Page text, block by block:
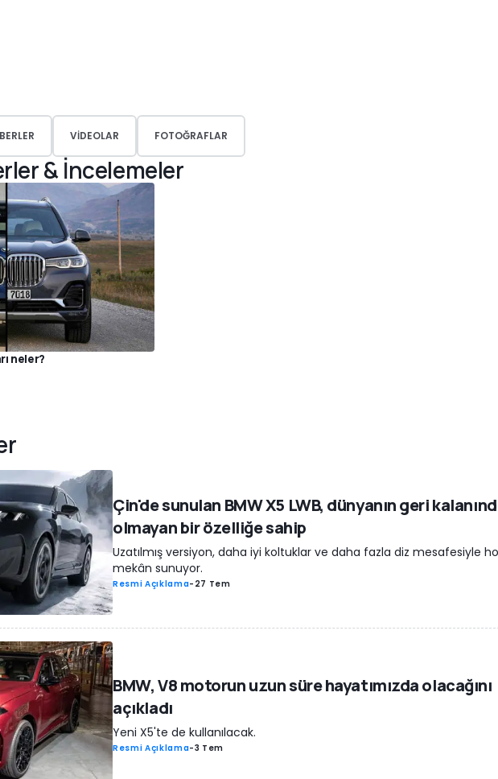
VIDEOLAR FOTOĞRAFLAR
& İncelemeler
neler?
Çin'de sunulan BMW X5 LWB, dünyanın geri
olmayan bir özelliğe sahip
Uzatılmış versiyon, daha iyi koltuklar ve daha fazla diz mesafesiyle
mekân sunuyor.
Resmi Açıklama- 27 Tem
BMW, V8 motorun uzun süre hayatımızda olacağını
açıkladı
Yeni X5'te de kullanılacak.
Resmi Açıklama-3 Tem